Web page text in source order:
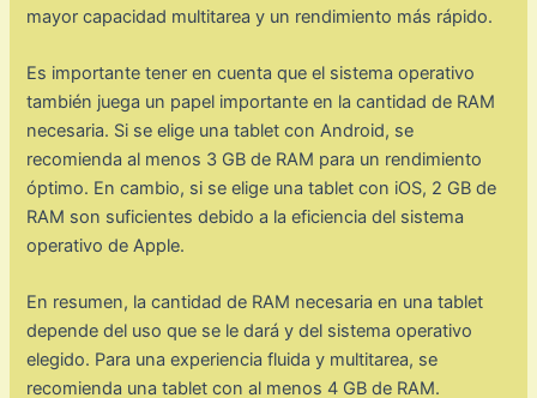
mayor capacidad multitarea y un rendimiento más rápido.
Es importante tener en cuenta que el sistema operativo
también juega un papel importante en la cantidad de RAM
necesaria. Si se elige una tablet con Android, se
recomienda al menos 3 GB de RAM para un rendimiento
óptimo. En cambio, si se elige una tablet con iOS, 2 GB de
RAM son suficientes debido a la eficiencia del sistema
operativo de Apple.
En resumen, la cantidad de RAM necesaria en una tablet
depende del uso que se le dará y del sistema operativo
elegido. Para una experiencia fluida y multitarea, se
recomienda una tablet con al menos 4 GB de RAM.